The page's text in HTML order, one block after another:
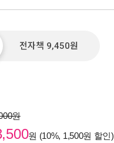
전자책 9,450원
원
원 (10%, 1,500원 할인)